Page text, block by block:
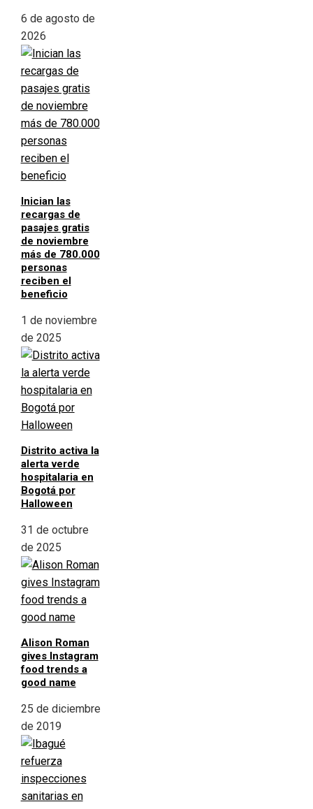
6 de agosto de
2026
Inician las
recargas de
pasajes gratis
de noviembre
más de 780.000
personas
reciben el
beneficio
1 de noviembre
de 2025
Distrito activa la
alerta verde
hospitalaria en
Bogotá por
Halloween
31 de octubre
de 2025
Alison Roman
gives Instagram
food trends a
good name
25 de diciembre
de 2019